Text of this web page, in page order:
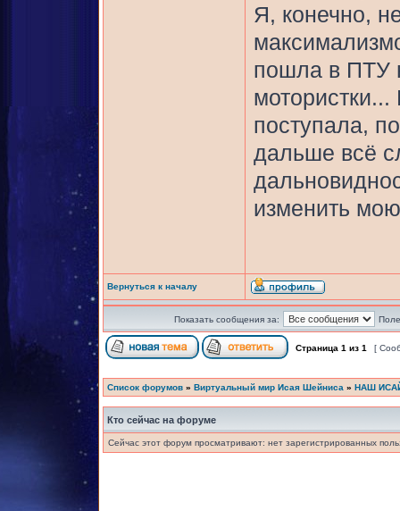
Я, конечно,
пошла в ПТУ
мотористки...
поступала,
дальше всё
изменить
Вернуться к началу
Показать сообщения за:
Страница 1 из 1 [
Список форумов » Виртуальный мир Исая Шейниса » НАШ
Кто сейчас на форуме
Сейчас этот форум просматривают: нет зарегистрированных